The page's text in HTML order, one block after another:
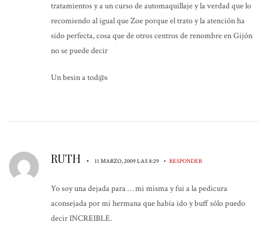
tratamientos y a un curso de automaquillaje y la verdad que lo
recomiendo al igual que Zoe porque el trato y la atención ha
sido perfecta, cosa que de otros centros de renombre en Gijón
no se puede decir
Un besin a tod@s
RUTH • 11 MARZO, 2009 LAS 8:29 • RESPONDER
Yo soy una dejada para … mi misma y fui a la pedicura
aconsejada por mi hermana que había ido y buff sólo puedo
decir INCREIBLE.